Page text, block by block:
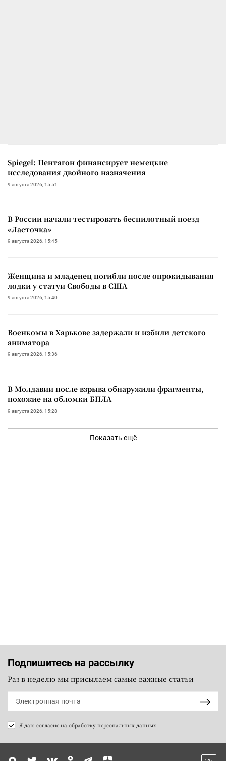
Spiegel: Пентагон финансирует немецкие
исследования двойного назначения
9 августа 2026, 15:51
В России начали тестировать беспилотный поезд
«Ласточка»
9 августа 2026, 15:45
Женщина и младенец погибли после опрокидывания
лодки у статуи Свободы в США
9 августа 2026, 15:40
Военкомы в Харькове задержали и избили детского
аниматора
9 августа 2026, 15:36
В Молдавии после взрыва обнаружили фрагменты,
похожие на обломки БПЛА
9 августа 2026, 15:28
Показать ещё
Подпишитесь на рассылку
Раз в неделю мы присылаем самые важные статьи
Я даю согласие на обработку персональных данных